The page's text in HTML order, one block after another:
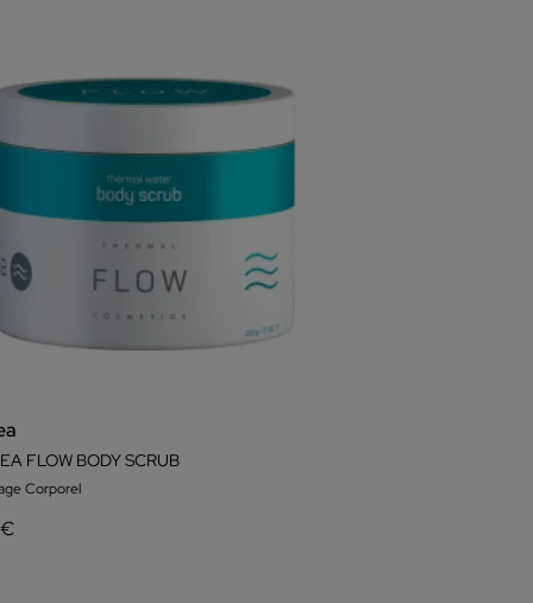
FLOW BODY SCRUB
Corporel